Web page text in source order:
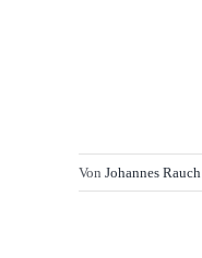
Von Johannes Rauch